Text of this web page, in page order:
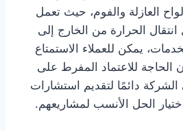
العازلة والفوم، حيث تعمل
الحرارة من الخارج إلى
يمكن للعملاء الاستمتاع
الحاجة للاعتماد المفرط على
دائمًا لتقديم استشارات
الحل الأنسب لمشاريعهم.